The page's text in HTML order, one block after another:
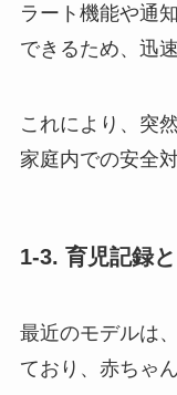
ラート機能や通
できるため、迅
これにより、突
家庭内での安全
1-3. 育児記録
最近のモデルは
ており、赤ちゃ